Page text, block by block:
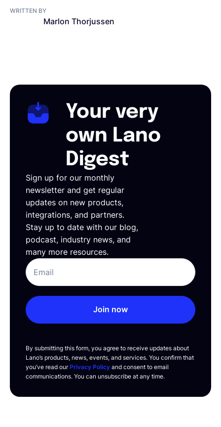
WRITTEN BY
Marlon Thorjussen
Your very
own Lano
Digest
Sign up for our monthly
newsletter and get regular
updates on new products,
integrations, and partners.
Stay up to date with our blog,
podcast, industry news, and
many more resources.
Join now
By submitting this form, you agree to receive updates about
Lano’s products, news, events, and services. You confirm that
you’ve read ourPrivacy Policy and consent to email
communications. You can unsubscribe at any time.